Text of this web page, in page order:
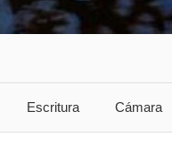
Escritura Cámara